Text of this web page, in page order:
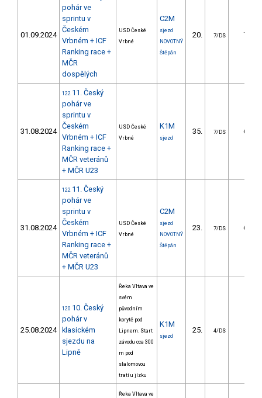
01.09.2024
pohár ve
sprintu v
Českém
Vrbném + ICF
Ranking race +
MČR
dospělých
USD České
Vrbné
C2M
sjezd
NOVOTNÝ
Štěpán
20. 7/DS 7.27
31.08.2024
122 11. Český
pohár ve
sprintu v
Českém
Vrbném + ICF
Ranking race +
MČR veteránů
+ MČR U23
USD České
Vrbné
K1M
sjezd
35. 7/DS 6.92
31.08.2024
122 11. Český
pohár ve
sprintu v
Českém
Vrbném + ICF
Ranking race +
MČR veteránů
+ MČR U23
USD České
Vrbné
C2M
sjezd
NOVOTNÝ
Štěpán
23. 7/DS 6.82
25.08.2024
120 10. Český
pohár v
klasickém
sjezdu na
Lipně
Řeka Vltava ve
svém
původním
korytě pod
Lipnem. Start
závodu cca 300
m pod
slalomovou
tratí u jízku
K1M
sjezd
25. 4/DS
Řeka Vltava ve